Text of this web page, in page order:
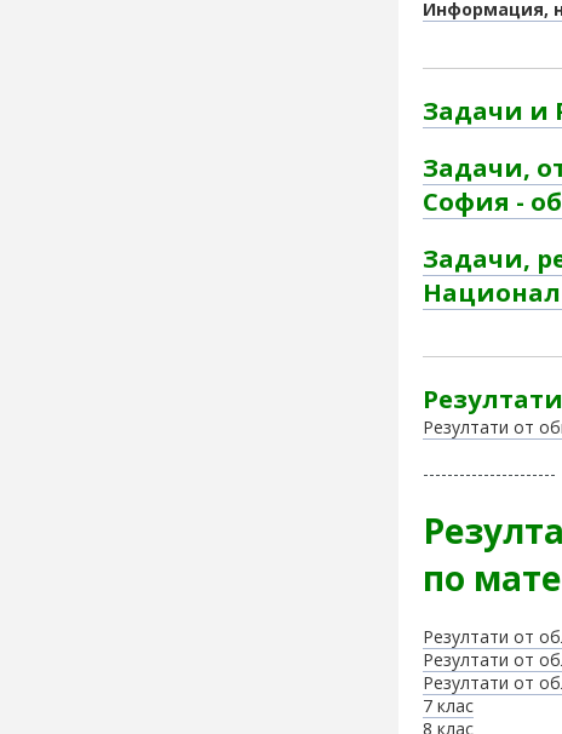
Информация,
Задачи и
Задачи,
София -
Задачи,
Резултати
Резултати от
----------------------
по
Резултати от
Резултати от
Резултати от
7 клас
8 клас